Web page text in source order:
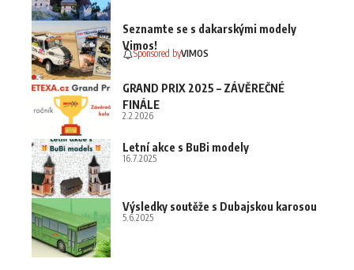
Seznamte se s dakarskými modely
Vimos!
Sponsored byVIMOS
GRAND PRIX 2025 – ZÁVĚREČNÉ
FINÁLE
2.2.2026
Letní akce s BuBi modely
16.7.2025
Výsledky soutěže s Dubajskou karosou
5.6.2025